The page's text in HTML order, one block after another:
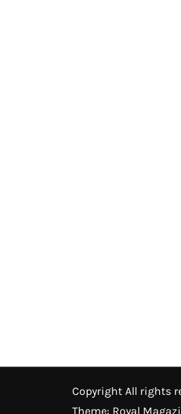
Copyright All rights
Theme: Royal